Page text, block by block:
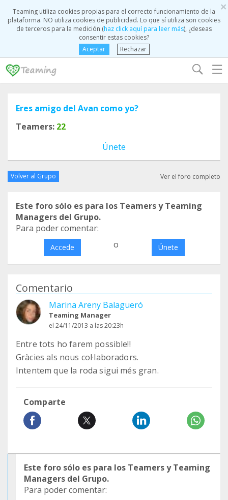
×
Teaming utiliza cookies propias para el correcto funcionamiento de la
plataforma. NO utiliza cookies de publicidad. Lo que sí utiliza son cookies
de terceros para la medición (haz click aquí para leer más), ¿deseas
consentir estas cookies?
Aceptar
Rechazar
☰
Eres amigo del Avan como yo?
Teamers: 22
Únete
Volver al Grupo Ver el foro completo
Este foro sólo es para los Teamers y Teaming
Managers del Grupo.
Para poder comentar:
Accede o Únete
Comentario
Marina Areny Balagueró
Teaming Manager
el 24/11/2013 a las 20:23h
Entre tots ho farem possible!!
Gràcies als nous col·laboradors.
Intentem que la roda sigui més gran.
Comparte
Este foro sólo es para los Teamers y Teaming
Managers del Grupo.
Para poder comentar: